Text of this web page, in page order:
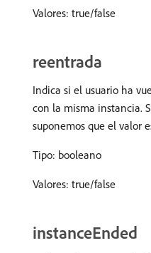
Valores: true/false
reentrada
Indica si el usuario ha
con la misma instancia.
suponemos que el valor
Tipo: booleano
Valores: true/false
instanceEnded